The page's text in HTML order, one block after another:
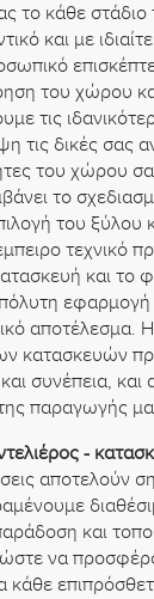
το κάθε
και με
του χώρου
τις
τις δικές σας
του χώρου
το
του
τεχνικό
και το
εφαρμογή
αποτέλεσμα.
κατασκευών
συνέπεια, και
παραγωγής
-
αποτελούν
και
να
κάθε